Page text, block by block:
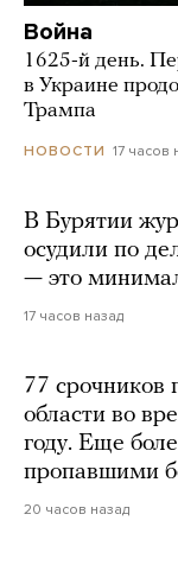
Война
1625-й день.
в Украине
Трампа
НОВОСТИ 17 часов
В Бурятии
осудили по
— это
17 часов назад
77 срочников
области во
году. Еще
пропавшими
20 часов назад